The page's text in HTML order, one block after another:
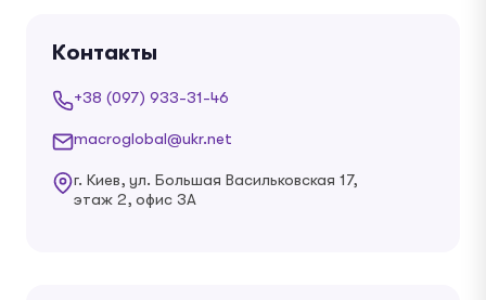
Контакты
+38 (097) 933-31-46
macroglobal@ukr.net
г. Киев, ул. Большая Васильковская 17,
этаж 2, офис 3А